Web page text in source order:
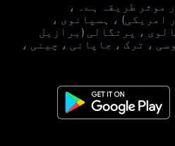
موثر طریقہ ہے۔ ،
امریکی) ، ہسپانوی ،
، پرتگالی (برازیل
، ترک ، جاپانی ، چینی ،